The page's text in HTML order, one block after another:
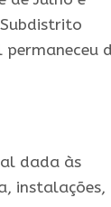
permaneceu
dada às
instalações,